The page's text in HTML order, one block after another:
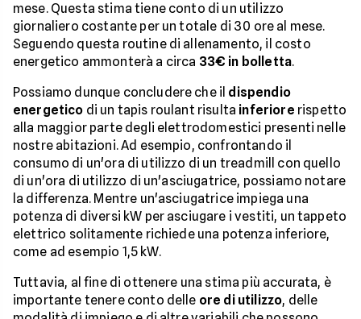
mese. Questa stima tiene conto di un utilizzo
giornaliero costante per un totale di 30 ore al mese.
Seguendo questa routine di allenamento, il costo
energetico ammonterà a circa 33€ in bolletta.
Possiamo dunque concludere che il dispendio
energetico di un tapis roulant risulta inferiore rispetto
alla maggior parte degli elettrodomestici presenti nelle
nostre abitazioni. Ad esempio, confrontando il
consumo di un'ora di utilizzo di un treadmill con quello
di un'ora di utilizzo di un'asciugatrice, possiamo notare
la differenza. Mentre un'asciugatrice impiega una
potenza di diversi kW per asciugare i vestiti, un tappeto
elettrico solitamente richiede una potenza inferiore,
come ad esempio 1,5 kW.
Tuttavia, al fine di ottenere una stima più accurata, è
importante tenere conto delle ore di utilizzo, delle